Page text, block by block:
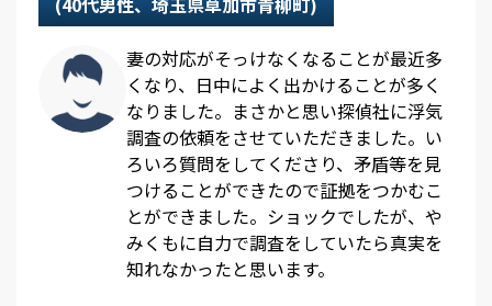
妻の対応がそっけなくなることが最近多
くなり、日中によく出かけることが多く
なりました。まさかと思い探偵社に浮気
調査の依頼をさせていただきました。い
ろいろ質問をしてくださり、矛盾等を見
つけることができたので証拠をつかむこ
とができました。ショックでしたが、や
みくもに自力で調査をしていたら真実を
知れなかったと思います。